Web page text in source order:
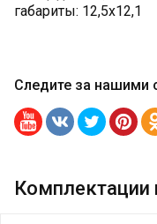
габариты: 12,5х12,1
Следите за нашими
Комплектации